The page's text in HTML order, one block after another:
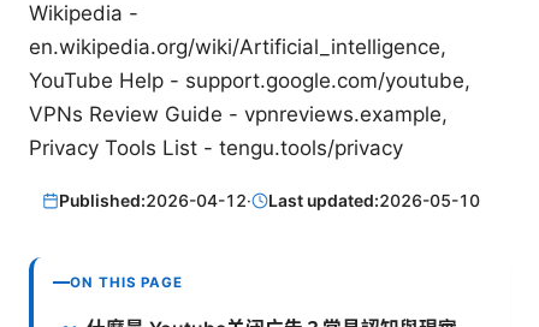
Wikipedia -
en.wikipedia.org/wiki/Artificial_intelligence,
YouTube Help - support.google.com/youtube,
VPNs Review Guide - vpnreviews.example,
Privacy Tools List - tengu.tools/privacy
Published:2026-04-12· Last updated:2026-05-10
ON THIS PAGE